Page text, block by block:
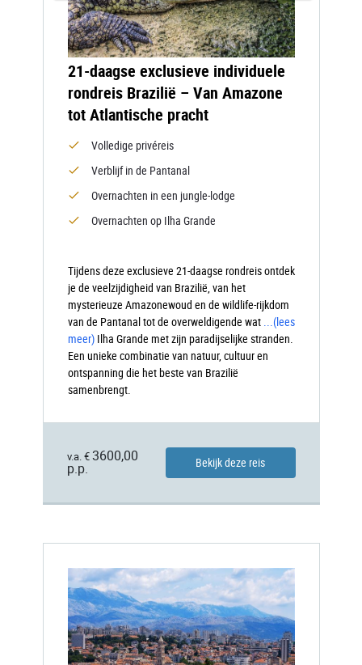
21-daagse exclusieve individuele
rondreis Brazilië – Van Amazone
tot Atlantische pracht
Volledige privéreis
Verblijf in de Pantanal
Overnachten in een jungle-lodge
Overnachten op Ilha Grande
Tijdens deze exclusieve 21-daagse rondreis ontdek
je de veelzijdigheid van Brazilië, van het
mysterieuze Amazonewoud en de wildlife-rijkdom
van de Pantanal tot de overweldigende wat ...(lees
meer) Ilha Grande met zijn paradijselijke stranden.
Een unieke combinatie van natuur, cultuur en
ontspanning die het beste van Brazilië
samenbrengt.
v.a. € 3600,00
p.p.
Bekijk deze reis